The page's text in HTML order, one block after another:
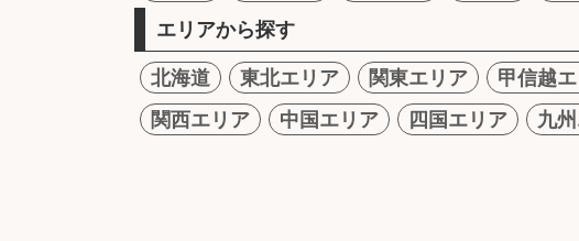
エリアから探す
北海道 東北エリア 関東エリア 甲信越
関西エリア
中国エリア 四国エリア 九